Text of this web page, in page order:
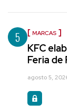
5 MARCAS
KFC
Feria de
agosto 5,